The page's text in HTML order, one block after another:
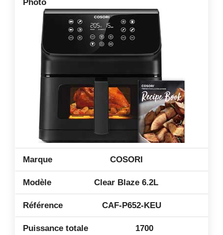
COSORI
Clear Blaze 6.2L
CAF-P652-KEU
1700